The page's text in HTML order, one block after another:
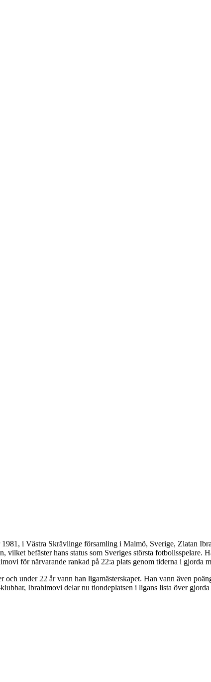
i Västra Skrävlinge församling i Malmö, Sverige, Zlatan
vilket befäster hans status som Sveriges största
för närvarande rankad på 22:a plats genom tiderna i gjorda
under 22 år vann han ligamästerskapet. Han vann även
Ibrahimovi delar nu tiondeplatsen i ligans lista över